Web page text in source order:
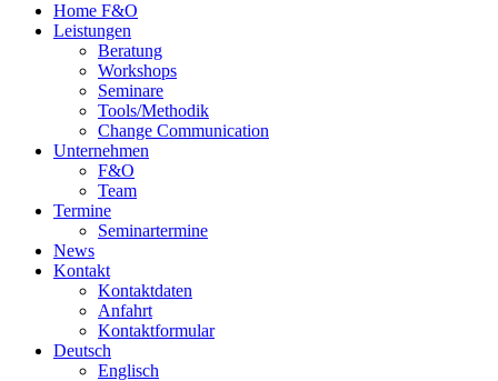
Home F&O
Leistungen
Beratung
Workshops
Seminare
Tools/Methodik
Change Communication
Unternehmen
F&O
Team
Termine
Seminartermine
News
Kontakt
Kontaktdaten
Anfahrt
Kontaktformular
Deutsch
Englisch